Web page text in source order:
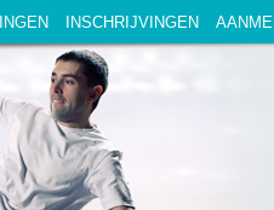
INSCHRIJVINGEN